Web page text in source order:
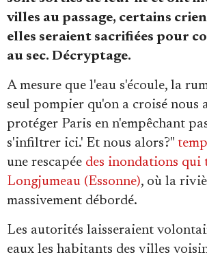
Demander à Vera
Se connecter
villes au passage, certains
elles seraient sacrifiées pour
au sec. Décryptage.
A mesure que l'eau s'écoule, la
seul pompier qu'on a croisé nous
protéger Paris en n'empêchant
s'infiltrer ici.' Et nous alors?"
une rescapée des inondations qui
Longjumeau (Essonne), où la
massivement débordé.
Les autorités laisseraient
eaux les habitants des villes